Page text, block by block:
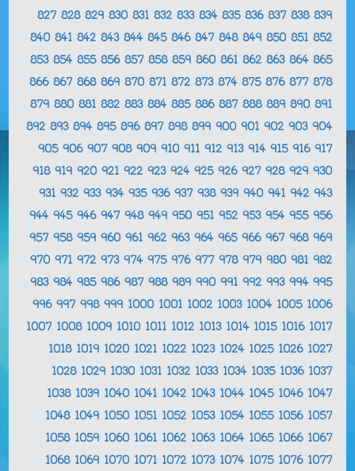
827 828 829 830 831 832 833 834 835 836 837 838 839
840 841 842 843 844 845 846 847 848 849 850 851 852
853 854 855 856 857 858 859 860 861 862 863 864 865
866 867 868 869 870 871 872 873 874 875 876 877 878
879 880 881 882 883 884 885 886 887 888 889 890 891
892 893 894 895 896 897 898 899 900 901 902 903 904
905 906 907 908 909 910 911 912 913 914 915 916 917
918 919 920 921 922 923 924 925 926 927 928 929 930
931 932 933 934 935 936 937 938 939 940 941 942 943
944 945 946 947 948 949 950 951 952 953 954 955 956
957 958 959 960 961 962 963 964 965 966 967 968 969
970 971 972 973 974 975 976 977 978 979 980 981 982
983 984 985 986 987 988 989 990 991 992 993 994 995
996 997 998 999 1000 1001 1002 1003 1004 1005 1006
1007 1008 1009 1010 1011 1012 1013 1014 1015 1016 1017
1018 1019 1020 1021 1022 1023 1024 1025 1026 1027
1028 1029 1030 1031 1032 1033 1034 1035 1036 1037
1038 1039 1040 1041 1042 1043 1044 1045 1046 1047
1048 1049 1050 1051 1052 1053 1054 1055 1056 1057
1058 1059 1060 1061 1062 1063 1064 1065 1066 1067
1068 1069 1070 1071 1072 1073 1074 1075 1076 1077